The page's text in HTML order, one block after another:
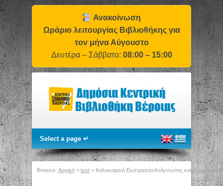
Ανακοίνωση
Ωράριο λειτουργίας Βιβλιοθήκης για
τον μήνα Αύγουστο
Δευτέρα – Σάββατο: 08:00 – 15:00
Browse: Αρχική > test > Καλοκαιρινή Εκστρατεία Ανάγνωσης και